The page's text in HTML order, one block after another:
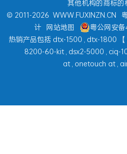
其他机构的商标的
© 2011-2026 WWW.FUXINZN.CN
计 网站地图
粤公网安
热销产品包括 dtx-1500 , dtx-1800 【
8200-60-kit , dsx2-5000 , ciq-
at , onetouch at ,